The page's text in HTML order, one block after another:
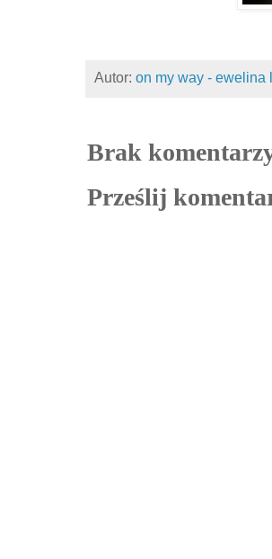
Autor: on my way - ewelina
Brak
Prześlij